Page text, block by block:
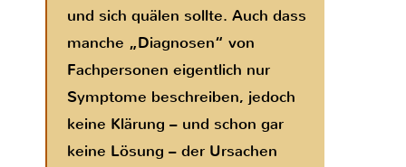
und sich quälen sollte. Auch dass
manche „Diagnosen“ von
Fachpersonen eigentlich nur
Symptome beschreiben, jedoch
keine Klärung – und schon gar
keine Lösung – der Ursachen